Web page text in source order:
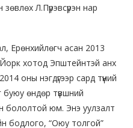
Л.Пүрэвсүрэн нар
Ерөнхийлөгч асан 2013
хотод Эпштейнтэй анх
оны нэгдүгээр сард түүний
өндөр түвшний
бололтой юм. Энэ уулзалт
бодлого, “Оюу толгой”